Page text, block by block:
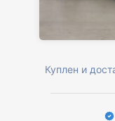
Куплен и